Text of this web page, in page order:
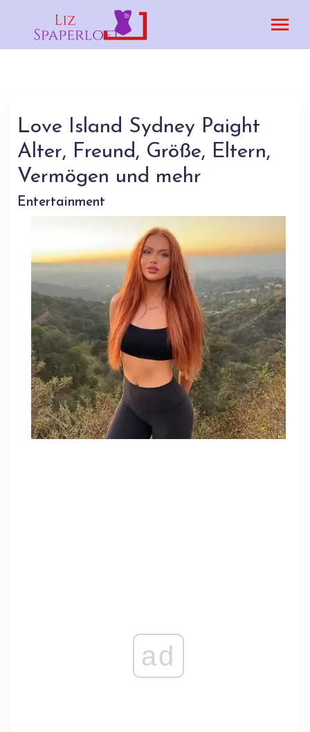
Love Island Sydney Paight
Alter, Freund, Größe, Eltern,
Vermögen und mehr
Entertainment
ad